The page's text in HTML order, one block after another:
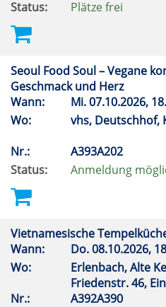
Status: Plätze frei
Seoul Food Soul – Vegane
Geschmack und Herz
Wann:
Mi.07.10.2026,
Wo:
vhs, Deutschhof,
Nr.:
A393A202
Status:
Anmeldung
Vietnamesische
Wann:
Do.08.10.2026,
Wo:
Erlenbach, Alte
Friedenstr. 46,
Nr.:
A392A390